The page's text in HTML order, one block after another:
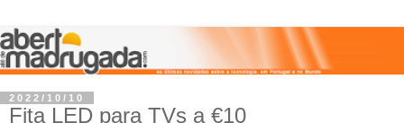
2022/10/10
Fita LED para TVs a €10